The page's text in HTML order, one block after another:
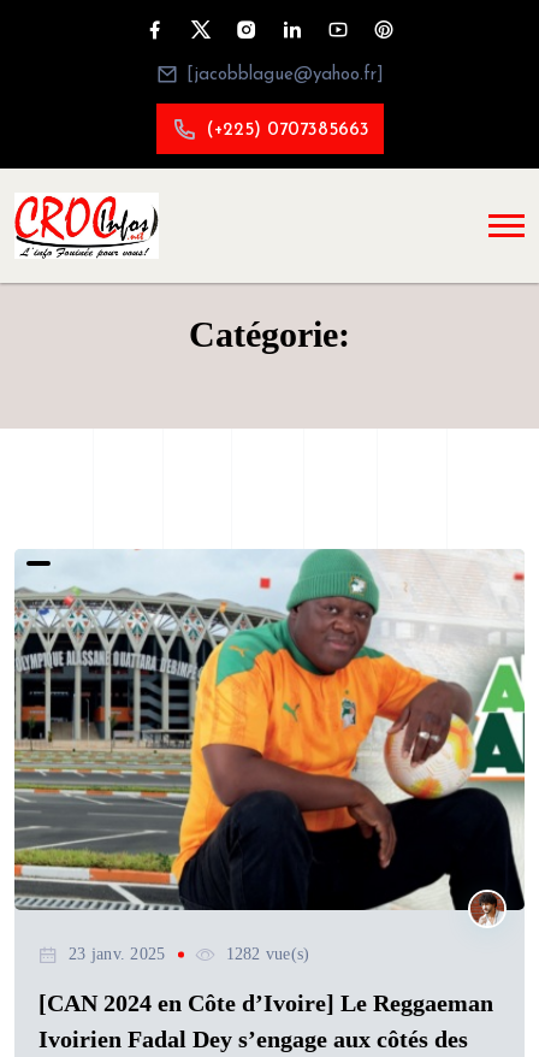
[jacobblague@yahoo.fr]
(+225) 0707385663
Catégorie:
23 janv. 2025 1282 vue(s)
[CAN 2024 en Côte d’Ivoire] Le Reggaeman
Ivoirien Fadal Dey s’engage aux côtés des